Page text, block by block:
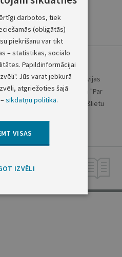
padomes Prezidija un Latvijas
gada 21. janvāra lēmuma "Par
spēku, Zemessardzes, Iekšlietu
Drošības dienesta amatu
darbotos, tiek
(obligātās)
piekrišanu var tikt
– statistikas, sociālo
Papildinformācijai
Jūs varat jebkurā
atgriežoties šajā
sīkdatņu politikā.
VISAS
IZVĒLI